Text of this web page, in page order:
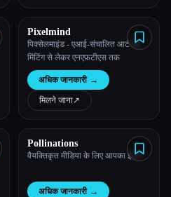
Pixelmind
पिक्सेलमाइंड - एआई-संचालित आर्ट एंड
मिंटिंग से लेकर एनएफ़टीएस तक
अधिक जानकारी →
मिलने जाना↗︎
Pollinations
वैयक्तिकृत मीडिया के लिए आपका इंजन
अधिक जानकारी →